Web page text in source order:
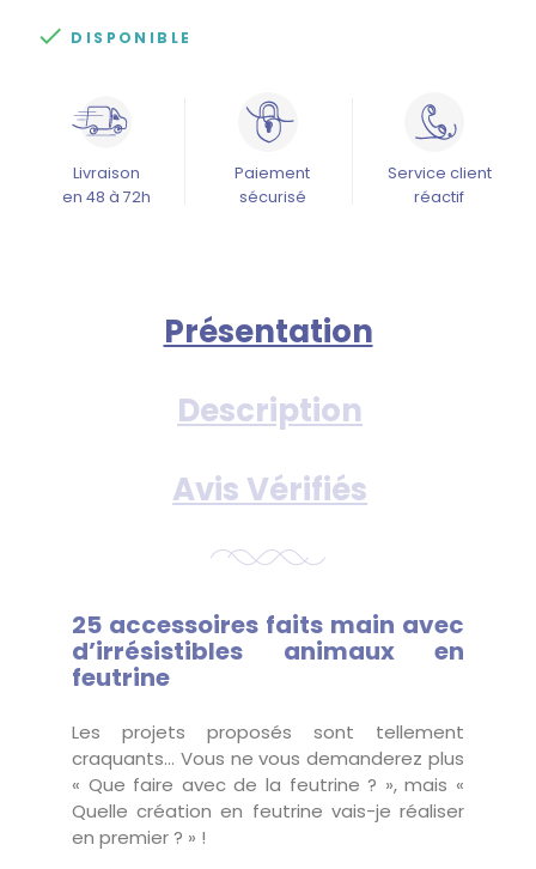
 DISPONIBLE
Livraison
en 48 à 72h
Paiement
sécurisé
Service client
réactif
Présentation
Description
Avis Vérifiés
25 accessoires faits main avec
d’irrésistibles animaux en
feutrine
Les projets proposés sont tellement
craquants… Vous ne vous demanderez plus
« Que faire avec de la feutrine ? », mais «
Quelle création en feutrine vais-je réaliser
en premier ? » !